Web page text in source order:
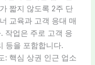
짧지 않도록 2주 단
교육과 고객 응대 매
작업은 주로 고객 응
등을 포함합니다.
: 핵심 상권 인근 업소